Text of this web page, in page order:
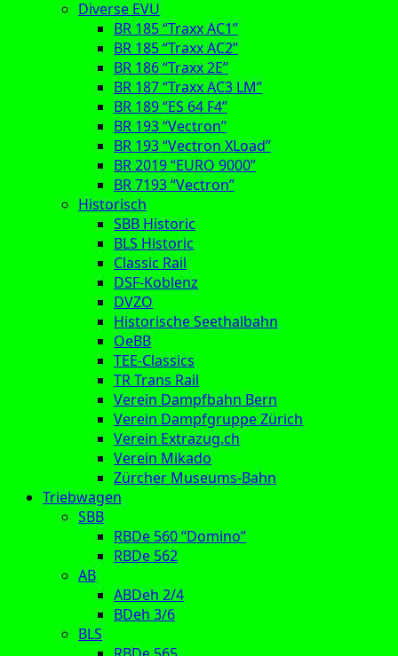
Diverse EVU
BR 185 “Traxx AC1”
BR 185 “Traxx AC2”
BR 186 “Traxx 2E”
BR 187 “Traxx AC3 LM”
BR 189 “ES 64 F4”
BR 193 “Vectron”
BR 193 “Vectron XLoad”
BR 2019 “EURO 9000”
BR 7193 “Vectron”
Historisch
SBB Historic
BLS Historic
Classic Rail
DSF-Koblenz
DVZO
Historische Seethalbahn
OeBB
TEE-Classics
TR Trans Rail
Verein Dampfbahn Bern
Verein Dampfgruppe Zürich
Verein Extrazug.ch
Verein Mikado
Zürcher Museums-Bahn
Triebwagen
SBB
RBDe 560 “Domino”
RBDe 562
AB
ABDeh 2/4
BDeh 3/6
BLS